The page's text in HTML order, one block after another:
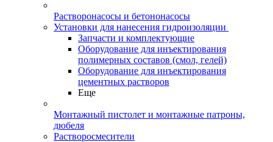
Растворонасосы и бетононасосы
Установки для нанесения гидроизоляции
Запчасти и комплектующие
Оборудование для инъектирования
полимерных составов (смол, гелей)
Оборудование для инъектирования
цементных растворов
Еще
Монтажный пистолет и монтажные патроны,
дюбеля
Растворосмесители